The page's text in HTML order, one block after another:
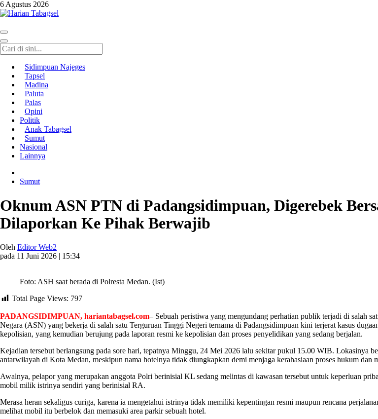
6 Agustus 2026
Sidimpuan Najeges
Tapsel
Madina
Paluta
Palas
Opini
Politik
Anak Tabagsel
Sumut
Nasional
Lainnya
Sumut
Oknum ASN PTN di Padangsidimpuan, Digerebek
Dilaporkan Ke Pihak Berwajib
Oleh Editor Web2
pada 11 Juni 2026 | 15:34
Foto: ASH saat berada di Polresta Medan. (Ist)
Total Page Views: 797
PADANGSIDIMPUAN, hariantabagsel.com– Sebuah peristiwa yang mengundang perhatian publik terjadi di salah
Negara (ASN) yang bekerja di salah satu Terguruan Tinggi Negeri ternama di Padangsidimpuan kini terjerat kasus
kepolisian, yang kemudian berujung pada laporan resmi ke kepolisian dan proses penyelidikan yang sedang berjalan.
Kejadian tersebut berlangsung pada sore hari, tepatnya Minggu, 24 Mei 2026 lalu sekitar pukul 15.00 WIB. Lokasinya
antarwilayah di Kota Medan, meskipun nama hotelnya tidak diungkapkan demi menjaga kerahasiaan proses hukum dan
Awalnya, pelapor yang merupakan anggota Polri berinisial KL sedang melintas di kawasan tersebut untuk keperluan
mobil milik istrinya sendiri yang berinisial RA.
Merasa heran sekaligus curiga, karena ia mengetahui istrinya tidak memiliki kepentingan resmi maupun rencana
melihat mobil itu berbelok dan memasuki area parkir sebuah hotel.